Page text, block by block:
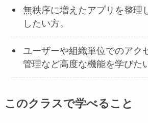
無秩序に増えたアプリを整理
したい方。
ユーザーや組織単位でのアク
管理など高度な機能を学びた
このクラスで学べること